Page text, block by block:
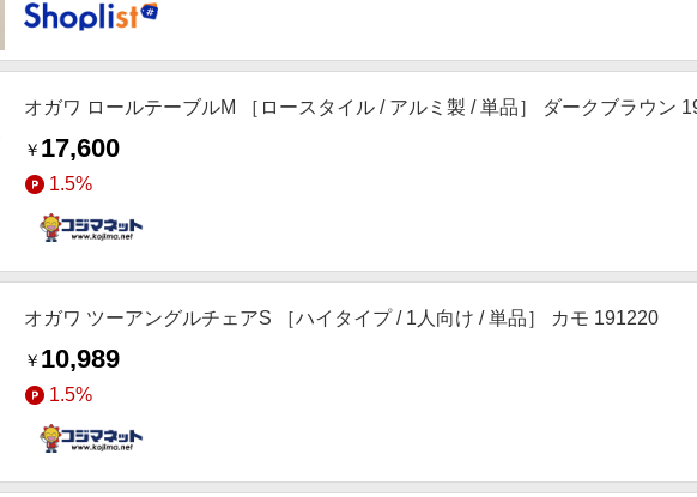
オガワ ロールテーブルM ［ロースタイル / アルミ製 / 単品］ ダークブラウン
￥ 17,600
1.5%
オガワ ツーアングルチェアS ［ハイタイプ / 1人向け / 単品］ カモ 191220
￥ 10,989
1.5%